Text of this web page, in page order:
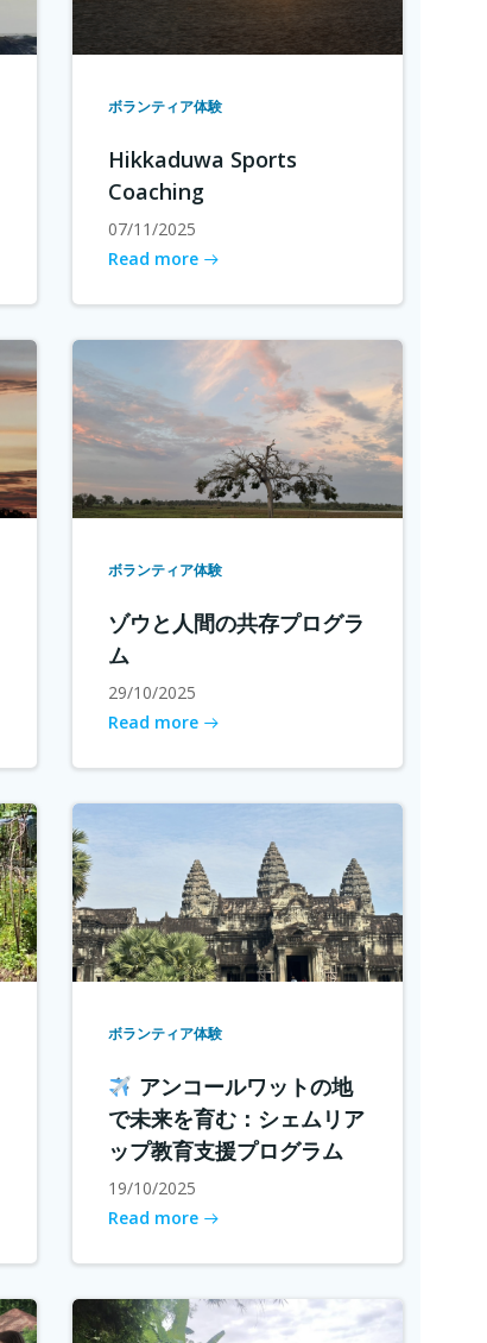
ボランティア体験
Hikkaduwa Sports
Coaching
07/11/2025
Read more
ボランティア体験
ゾウと人間の共存プログラ
ム
29/10/2025
Read more
ボランティア体験
アンコールワットの地
で未来を育む：シェムリア
ップ教育支援プログラム
19/10/2025
Read more